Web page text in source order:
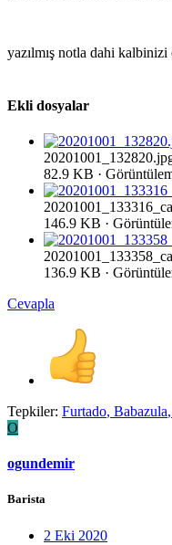
yazılmış notla dahi kalbinizi
Ekli dosyalar
82.9 KB ·
146.9 KB ·
136.9 KB ·
Cevapla
Tepkiler: Furtado, Babazula,
O
ogundemir
Barista
2 Eki 2020